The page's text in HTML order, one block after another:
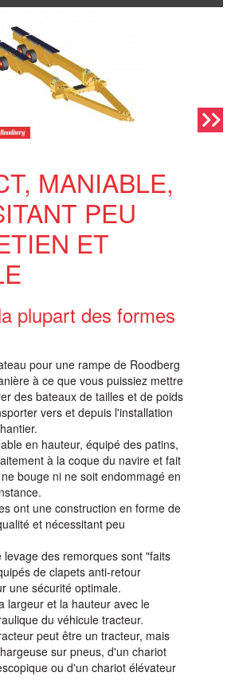
MANIABLE,
PEU
ET
plupart des formes
pour une rampe de Roodberg
à ce que vous puissiez mettre
des bateaux de tailles et de poids
vers et depuis l'installation
en hauteur, équipé des patins,
à la coque du navire et fait
bouge ni ne soit endommagé en
ont une construction en forme de
et nécessitant peu
levage des remorques sont "faits
de clapets anti-retour
une sécurité optimale.
largeur et la hauteur avec le
du véhicule tracteur.
peut être un tracteur, mais
sur pneus, d'un chariot
ou d'un chariot élévateur